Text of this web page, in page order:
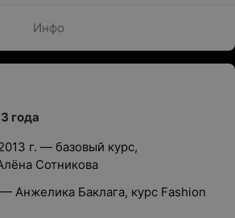
Инфо
года
г. — базовый курс,
Сотникова
Анжелика Баклага, курс Fashion